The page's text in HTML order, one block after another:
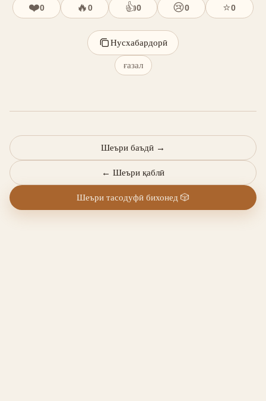
❤️0 🔥0 👍0 😢0 ⭐0
Нусхабардорӣ
ғазал
← Шеъри қаблӣ
Шеъри баъдӣ →
Шеъри тасодуфӣ бихонед 🎲